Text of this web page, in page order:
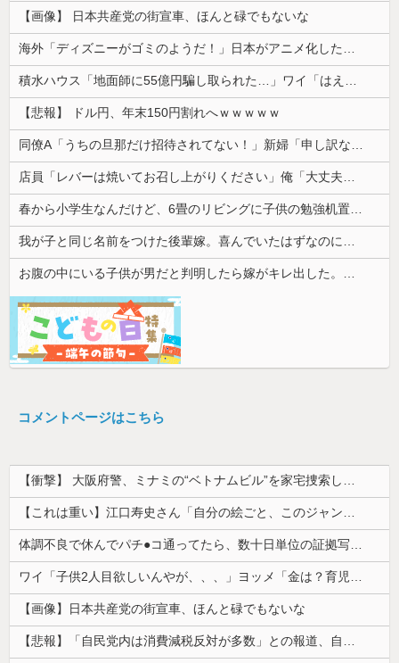
【画像】 日本共産党の街宣車、ほんと碌でもないな
【悲報】 ドル円、年末150円割れへｗｗｗｗｗ
コメントページはこちら
【画像】日本共産党の街宣車、ほんと碌でもないな